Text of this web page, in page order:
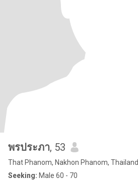
พรประภา, 53
That Phanom, Nakhon Phanom, Thailand
Seeking: Male 60 - 70